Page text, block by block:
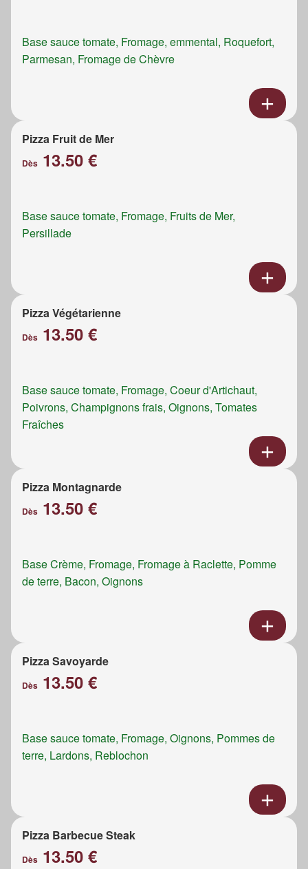
Base sauce tomate, Fromage, emmental, Roquefort,
Parmesan, Fromage de Chèvre
Pizza Fruit de Mer
Dès 13.50 €
Base sauce tomate, Fromage, Fruits de Mer,
Persillade
Pizza Végétarienne
Dès 13.50 €
Base sauce tomate, Fromage, Coeur d'Artichaut,
Poivrons, Champignons frais, Oignons, Tomates
Fraîches
Pizza Montagnarde
Dès 13.50 €
Base Crème, Fromage, Fromage à Raclette, Pomme
de terre, Bacon, Oignons
Pizza Savoyarde
Dès 13.50 €
Base sauce tomate, Fromage, Oignons, Pommes de
terre, Lardons, Reblochon
Pizza Barbecue Steak
Dès 13.50 €